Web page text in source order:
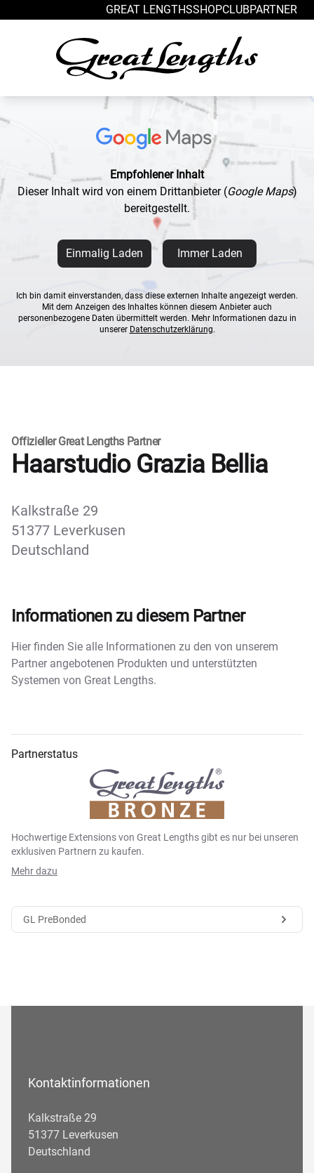
GREAT LENGTHSSHOPCLUBPARTNER
Empfohlener Inhalt
Dieser Inhalt wird von einem Drittanbieter (Google Maps)
bereitgestellt.
Einmalig Laden Immer Laden
Ich bin damit einverstanden, dass diese externen Inhalte angezeigt werden.
Mit dem Anzeigen des Inhaltes können diesem Anbieter auch
personenbezogene Daten übermittelt werden. Mehr Informationen dazu in
unserer Datenschutzerklärung.
Offizieller Great Lengths Partner
Haarstudio Grazia Bellia
Kalkstraße 29
51377 Leverkusen
Deutschland
Informationen zu diesem Partner
Hier finden Sie alle Informationen zu den von unserem
Partner angebotenen Produkten und unterstützten
Systemen von Great Lengths.
Partnerstatus
Hochwertige Extensions von Great Lengths gibt es nur bei unseren
exklusiven Partnern zu kaufen.
Mehr dazu
GL PreBonded
Kontaktinformationen
Kalkstraße 29
51377 Leverkusen
Deutschland